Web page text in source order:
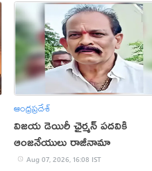
ఆంధ్రప్రదేశ్
విజయ డెయిరీ ఛైర్మన్ పదవికి
ఆంజనేయులు రాజీనామా
Aug 07, 2026, 16:08 IST